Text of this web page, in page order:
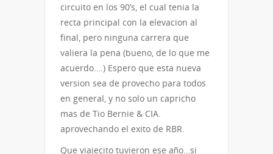
circuito en los 90’s, el cual tenia la
recta principal con la elevacion al
final, pero ninguna carrera que
valiera la pena (bueno, de lo que me
acuerdo….) Espero que esta nueva
version sea de provecho para todos
en general, y no solo un capricho
mas de Tio Bernie & CIA.
aprovechando el exito de RBR.
Que viajecito tuvieron ese año…si